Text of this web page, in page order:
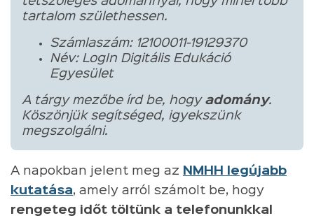
tartalom születhessen.
Számlaszám: 12100011-19129370
Név: LogIn Digitális Edukáció
Egyesület
A tárgy mezőbe írd be, hogy adomány.
Köszönjük segítséged, igyekszünk
megszolgálni.
A napokban jelent meg az NMHH legújabb
kutatása, amely arról számolt be, hogy
rengeteg időt töltünk a telefonunkkal